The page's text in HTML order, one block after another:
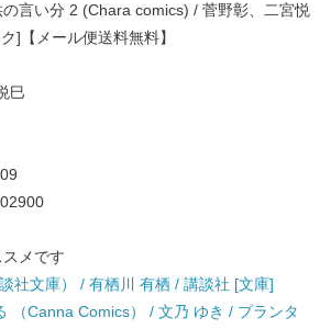
言い分 2 (Chara comics) / 菅野彰、二宮悦
]【メール便送料無料】
巳
メです
社文庫） / 有栖川 有栖 / 講談社 [文庫]
（Canna Comics） / 文乃 ゆき / プランタ